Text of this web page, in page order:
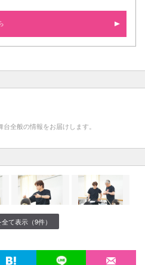
全般の情報をお届けします。
て表示（9件）